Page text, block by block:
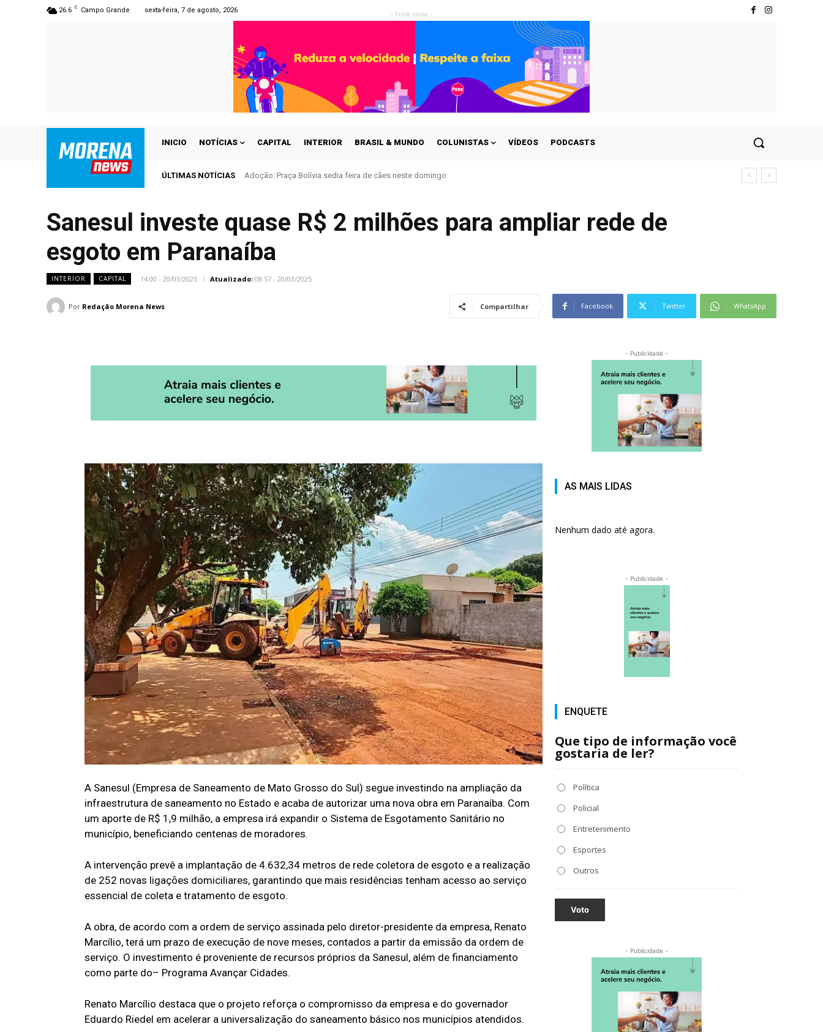
26.6 C Campo Grande sexta-feira, 7 de agosto, 2026 - Publicidade -
INICIO NOTÍCIAS CAPITAL INTERIOR BRASIL & MUNDO COLUNISTAS VÍDEOS PODCASTS
ÚLTIMAS NOTÍCIAS Adoção: Praça Bolívia sedia feira de cães neste domingo
Sanesul investe quase R$ 2 milhões para ampliar rede de
esgoto em Paranaíba
INTERIOR CAPITAL 14:00 - 20/03/2025 Atualizado: 08:57 - 20/03/2025
Por Redação Morena News Compartilhar Facebook Twitter WhatsApp
A Sanesul (Empresa de Saneamento de Mato Grosso do Sul) segue investindo na ampliação da
infraestrutura de saneamento no Estado e acaba de autorizar uma nova obra em Paranaíba. Com
um aporte de R$ 1,9 milhão, a empresa irá expandir o Sistema de Esgotamento Sanitário no
município, beneficiando centenas de moradores.
A intervenção prevê a implantação de 4.632,34 metros de rede coletora de esgoto e a realização
de 252 novas ligações domiciliares, garantindo que mais residências tenham acesso ao serviço
essencial de coleta e tratamento de esgoto.
A obra, de acordo com a ordem de serviço assinada pelo diretor-presidente da empresa, Renato
Marcílio, terá um prazo de execução de nove meses, contados a partir da emissão da ordem de
serviço. O investimento é proveniente de recursos próprios da Sanesul, além de financiamento
como parte do– Programa Avançar Cidades.
Renato Marcílio destaca que o projeto reforça o compromisso da empresa e do governador
Eduardo Riedel em acelerar a universalização do saneamento básico nos municípios atendidos.
- Publicidade -
AS MAIS LIDAS
Nenhum dado até agora.
- Publicidade -
ENQUETE
Que tipo de informação você
gostaria de ler?
Política
Policial
Entretenimento
Esportes
Outros
Voto
- Publicidade -